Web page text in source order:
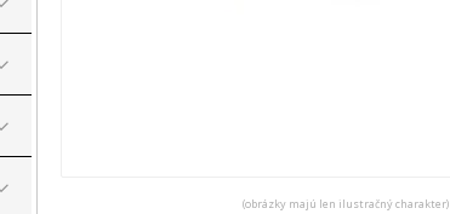
(obrázky majú len ilustračný charakter)